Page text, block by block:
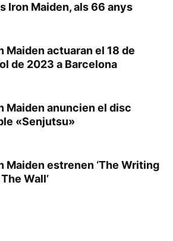
Iron Maiden, als 66 anys
Maiden actuaran el 18 de
de 2023 a Barcelona
Maiden anuncien el disc
«Senjutsu»
Maiden estrenen ‘The Writing
Wall’